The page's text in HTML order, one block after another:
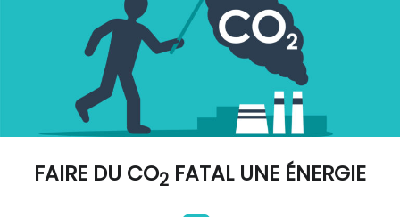
FAIRE DU CO2 FATAL UNE ÉNERGIE